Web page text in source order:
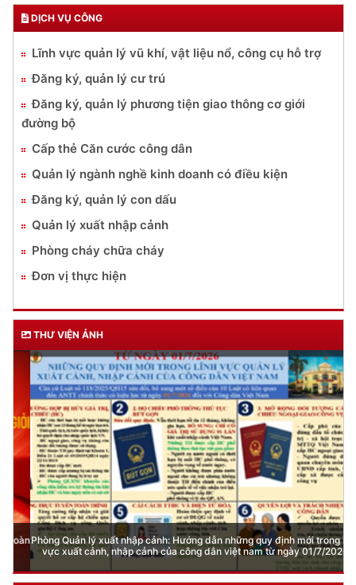
DỊCH VỤ CÔNG
Lĩnh vực quản lý vũ khí, vật liệu nổ, công cụ hỗ trợ
Đăng ký, quản lý cư trú
Đăng ký, quản lý phương tiện giao thông cơ giới
đường bộ
Cấp thẻ Căn cước công dân
Quản lý ngành nghề kinh doanh có điều kiện
Đăng ký, quản lý con dấu
Quản lý xuất nhập cảnh
Phòng cháy chữa cháy
Đơn vị thực hiện
THƯ VIỆN ẢNH
Phòng Quản lý xuất nhập cảnh: Hướng dẫn những quy định mới trong lĩnh
vực xuất cảnh, nhập cảnh của công dân việt nam từ ngày 01/7/2026